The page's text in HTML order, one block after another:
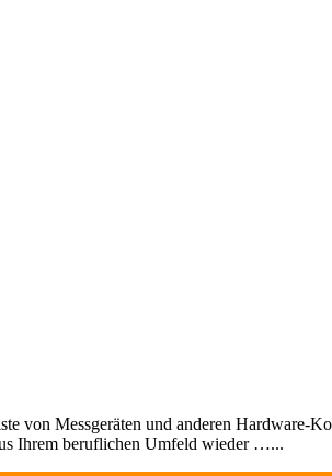
von Messgeräten und anderen Hardware-
Ihrem beruflichen Umfeld wieder …...